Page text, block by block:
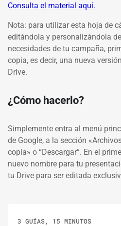
Consulta el material aquí.
Nota: para utilizar esta hoja de
editándola y personalizándola
necesidades de tu campaña,
copia, es decir, una nueva
Drive.
¿Cómo hacerlo?
Simplemente entra al menú
de Google, a la sección
copia» o “Descargar”. En el
nuevo nombre para tu
tu Drive para ser editada
3 GUÍAS, 15 MINUTOS